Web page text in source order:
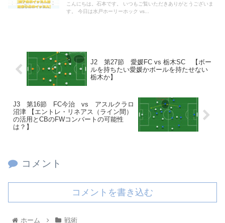
こんにちは。石本です。 いつもご覧いただきありがとうございま
す。 今日は水戸ホーリーホック vs...
J2 第27節 愛媛FC vs 栃木SC 【ボー
ルを持ちたい愛媛かボールを持たせない
栃木か】
J3 第16節 FC今治 vs アスルクラロ
沼津 【エントレ・リネアス（ライン間）
の活用とCBのFWコンバートの可能性
は？】
コメント
コメントを書き込む
ホーム 戦術